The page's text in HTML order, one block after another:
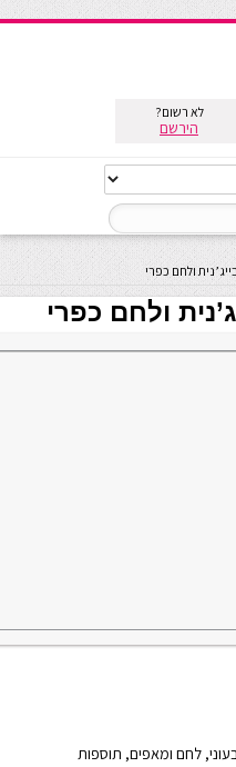
לא רשום?
הירשם
ולחם כפרי
ולחם כפרי
, לחם ומאפים, תוספות